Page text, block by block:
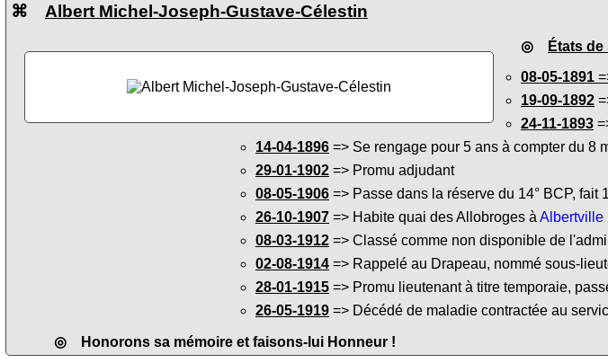
⌘ Albert Michel-Joseph-Gustave-Célestin
◎
États
08-05-1891
19-09-1892
24-11-1893
14-04-1896 => Se rengage pour 5 ans à compter du 8
29-01-1902 => Promu adjudant
08-05-1906 => Passe dans la réserve du 14° BCP, fait
26-10-1907 => Habite quai des Allobroges àAlbertville
08-03-1912 => Classé comme non disponible de
02-08-1914 => Rappelé au Drapeau, nommé sous-
28-01-1915 => Promu lieutenant à titre temporaie,
26-05-1919 => Décédé de maladie contractée au
◎ Honorons sa mémoire et faisons-lui Honneur !